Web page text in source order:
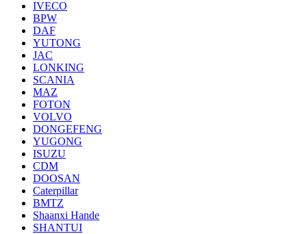
IVECO
BPW
DAF
YUTONG
JAC
LONKING
SCANIA
MAZ
FOTON
VOLVO
DONGEFENG
YUGONG
ISUZU
CDM
DOOSAN
Caterpillar
BMTZ
Shaanxi Hande
SHANTUI